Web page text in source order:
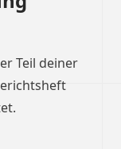
Teil deiner